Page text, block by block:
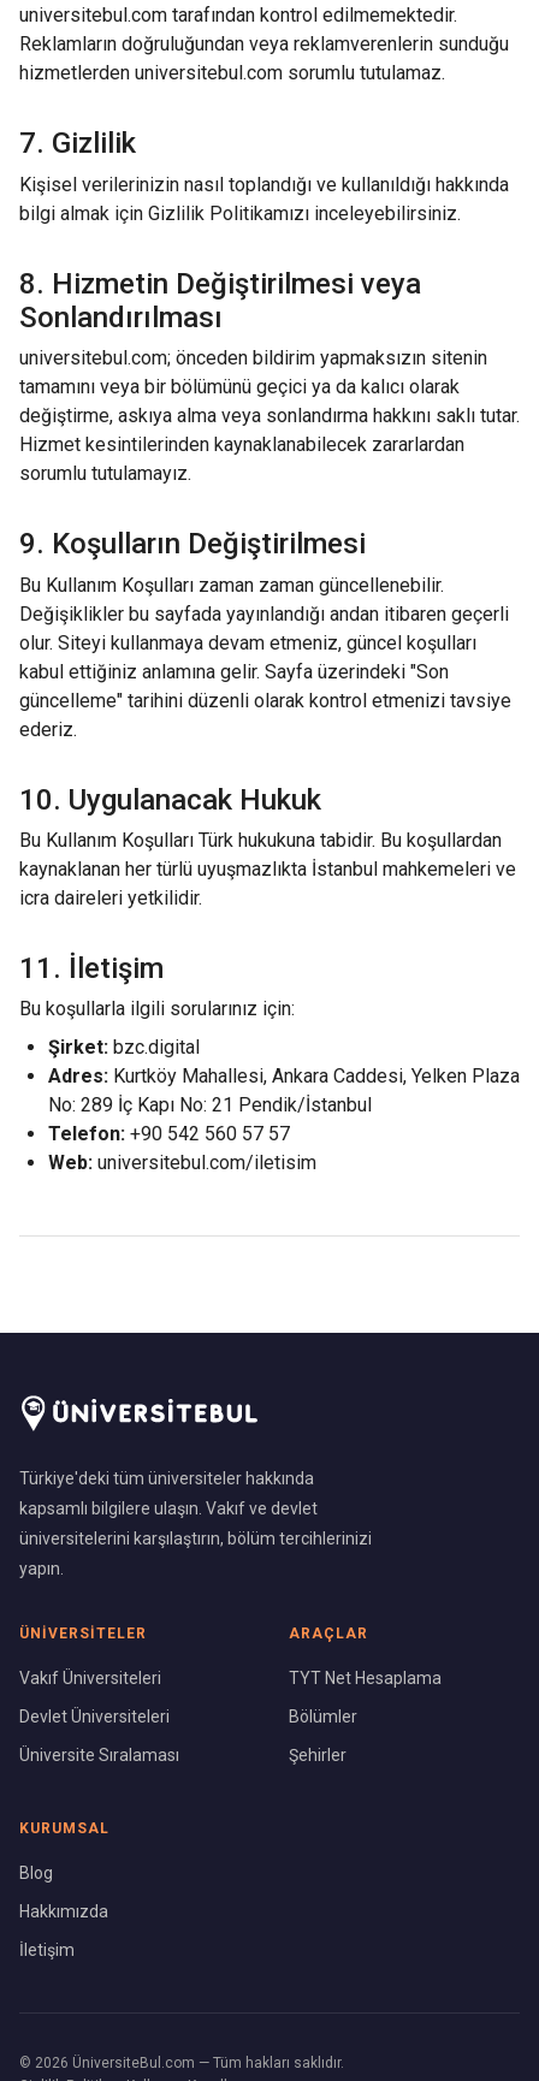
universitebul.com tarafından kontrol edilmemektedir.
Reklamların doğruluğundan veya reklamverenlerin sunduğu
hizmetlerden universitebul.com sorumlu tutulamaz.
7. Gizlilik
Kişisel verilerinizin nasıl toplandığı ve kullanıldığı hakkında
bilgi almak için Gizlilik Politikamızı inceleyebilirsiniz.
8. Hizmetin Değiştirilmesi veya
Sonlandırılması
universitebul.com; önceden bildirim yapmaksızın sitenin
tamamını veya bir bölümünü geçici ya da kalıcı olarak
değiştirme, askıya alma veya sonlandırma hakkını saklı tutar.
Hizmet kesintilerinden kaynaklanabilecek zararlardan
sorumlu tutulamayız.
9. Koşulların Değiştirilmesi
Bu Kullanım Koşulları zaman zaman güncellenebilir.
Değişiklikler bu sayfada yayınlandığı andan itibaren geçerli
olur. Siteyi kullanmaya devam etmeniz, güncel koşulları
kabul ettiğiniz anlamına gelir. Sayfa üzerindeki "Son
güncelleme" tarihini düzenli olarak kontrol etmenizi tavsiye
ederiz.
10. Uygulanacak Hukuk
Bu Kullanım Koşulları Türk hukukuna tabidir. Bu koşullardan
kaynaklanan her türlü uyuşmazlıkta İstanbul mahkemeleri ve
icra daireleri yetkilidir.
11. İletişim
Bu koşullarla ilgili sorularınız için:
Şirket: bzc.digital
Adres: Kurtköy Mahallesi, Ankara Caddesi, Yelken Plaza
No: 289 İç Kapı No: 21 Pendik/İstanbul
Telefon: +90 542 560 57 57
Web: universitebul.com/iletisim
Türkiye'deki tüm üniversiteler hakkında
kapsamlı bilgilere ulaşın. Vakıf ve devlet
üniversitelerini karşılaştırın, bölüm tercihlerinizi
yapın.
ÜNIVERSITELER
Vakıf Üniversiteleri
Devlet Üniversiteleri
Üniversite Sıralaması
ARAÇLAR
TYT Net Hesaplama
Bölümler
Şehirler
KURUMSAL
Blog
Hakkımızda
İletişim
© 2026 ÜniversiteBul.com — Tüm hakları saklıdır.